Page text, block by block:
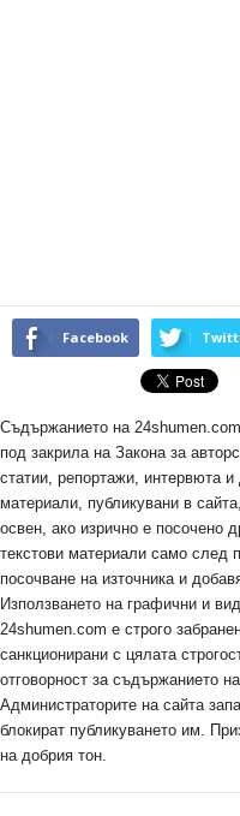
Facebook
Съдържанието на
под закрила на Закона за
статии, репортажи, интервюта
материали, публикувани в
освен, ако изрично е посочено
текстови материали само след
посочване на източника и
Използването на графични и
24shumen.com е строго
санкционирани с цялата
отговорност за съдържанието
Администраторите на сайта
блокират публикуването им.
на добрия тон.